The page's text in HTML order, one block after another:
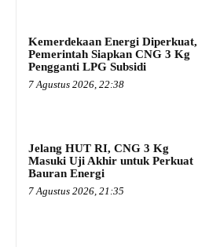
Kemerdekaan Energi Diperkuat,
Pemerintah Siapkan CNG 3 Kg
Pengganti LPG Subsidi
7 Agustus 2026, 22:38
Jelang HUT RI, CNG 3 Kg
Masuki Uji Akhir untuk Perkuat
Bauran Energi
7 Agustus 2026, 21:35